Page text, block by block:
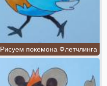
Рисуем покемона Флетчлинга